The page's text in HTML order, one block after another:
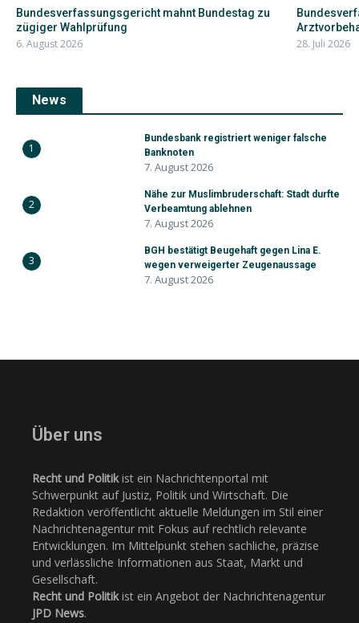
Bundesverfassungsgericht mahnt Bundestag zu
zügiger Wahlprüfung
6. August 2026 28. Juli 2026
News
1
Bundesbank registriert weniger falsche
Banknoten
7. August 2026
2
Nähe zur Muslimbruderschaft: Stadt durfte
Verbeamtung ablehnen
7. August 2026
3
BGH bestätigt Beugehaft gegen Lina E.
wegen verweigerter Zeugenaussage
7. August 2026
Über uns
Recht und Politikist ein Nachrichtenportal mit
Schwerpunkt auf Justiz, Politik und Wirtschaft. Die
Redaktion veröffentlicht aktuelle Meldungen im Stil einer
Nachrichtenagentur mit Fokus auf rechtlich relevante
Entwicklungen. Im Mittelpunkt stehen sachliche, präzise
und verlässliche Informationen aus Staat, Markt und
Gesellschaft.
Recht und Politikist ein Angebot der Nachrichtenagentur
JPD News.